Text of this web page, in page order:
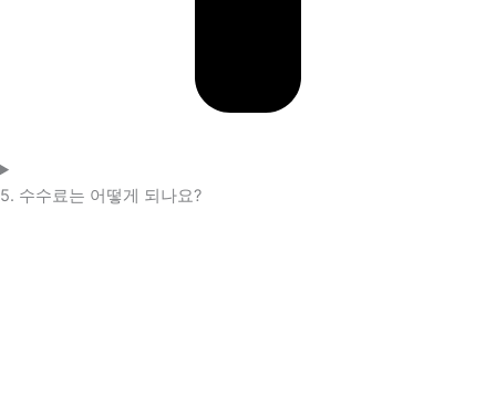
5. 수수료는 어떻게 되나요?